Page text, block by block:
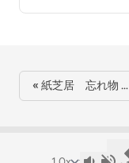
« 紙芝居 忘れ物 …